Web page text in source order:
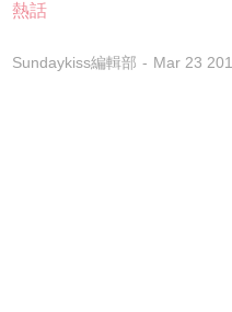
熱話
Sundaykiss編輯部 Mar 23